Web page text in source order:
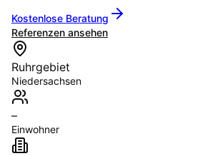
Kostenlose Beratung
Referenzen ansehen
Ruhrgebiet
Niedersachsen
–
Einwohner